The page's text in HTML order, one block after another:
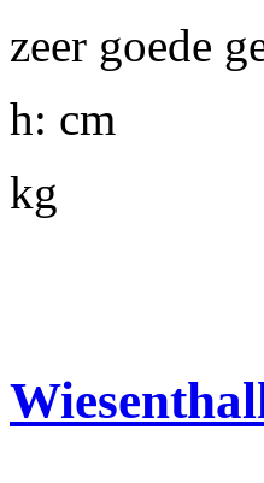
zeer goede
h: cm
kg